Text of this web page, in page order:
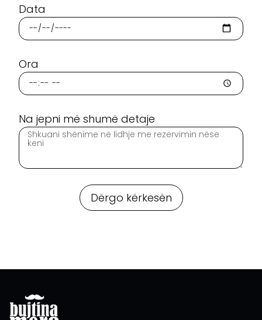
Data
Ora
Na jepni më shumë detaje
Dërgo kërkesën